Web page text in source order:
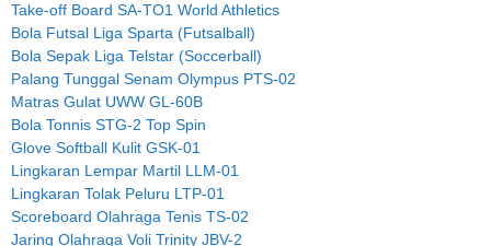
Take-off Board SA-TO1 World Athletics
Bola Futsal Liga Sparta (Futsalball)
Bola Sepak Liga Telstar (Soccerball)
Palang Tunggal Senam Olympus PTS-02
Matras Gulat UWW GL-60B
Bola Tonnis STG-2 Top Spin
Glove Softball Kulit GSK-01
Lingkaran Lempar Martil LLM-01
Lingkaran Tolak Peluru LTP-01
Scoreboard Olahraga Tenis TS-02
Jaring Olahraga Voli Trinity JBV-2